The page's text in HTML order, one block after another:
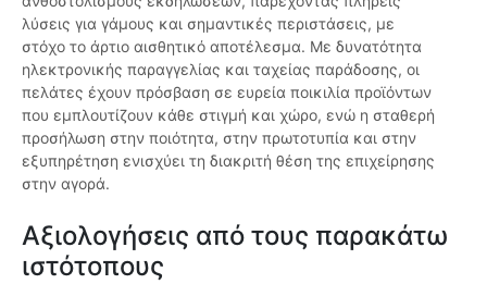
λύσεις για γάμους και σημαντικές περιστάσεις, με
στόχο το άρτιο αισθητικό αποτέλεσμα. Με δυνατότητα
ηλεκτρονικής παραγγελίας και ταχείας παράδοσης, οι
πελάτες έχουν πρόσβαση σε ευρεία ποικιλία προϊόντων
που εμπλουτίζουν κάθε στιγμή και χώρο, ενώ η σταθερή
προσήλωση στην ποιότητα, στην πρωτοτυπία και στην
εξυπηρέτηση ενισχύει τη διακριτή θέση της επιχείρησης
στην αγορά.
Αξιολογήσεις από τους παρακάτω
ιστότοπους